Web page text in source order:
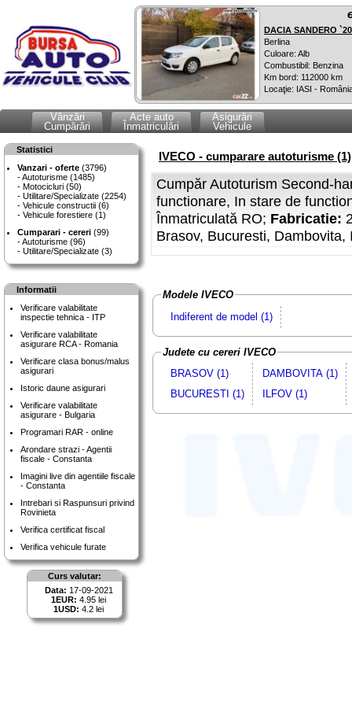
DACIA SANDERO
Berlina
Culoare: Alb
Combustibil: Benzina
Km bord: 112000 km
Locaţie: IASI -
Vânzări
Cumpărări
Acte auto
Înmatriculări
Asigurări
Vehicule
Statistici
Vanzari - oferte (3796)
Autoturisme (1485)
Motocicluri (50)
Utilitare/Specializate (2254)
Vehicule constructii (6)
Vehicule forestiere (1)
Cumparari - cereri (99)
Autoturisme (96)
Utilitare/Specializate (3)
Informatii
Verificare valabilitate
inspectie tehnica - ITP
Verificare valabilitate
asigurare RCA - Romania
Verificare clasa bonus/malus
asigurari
Istoric daune asigurari
Verificare valabilitate
asigurare - Bulgaria
Programari RAR - online
Arondare strazi - Agentii
fiscale - Constanta
Imagini live din agentiile fiscale
- Constanta
Intrebari si Raspunsuri privind
Rovinieta
Verifica certificat fiscal
Verifica vehicule furate
Curs valutar:
Data: 17-09-2021
1EUR: 4.95 lei
1USD: 4.2 lei
IVECO - cumparare autoturisme (1)
Cumpăr Autoturism Second-
functionare, In stare de
Înmatriculată RO; Fabricatie:
Brasov, Bucuresti, Dambovita,
Modele IVECO
Indiferent de model (1)
Judete cu cereri IVECO
BRASOV (1)
BUCURESTI (1)
DAMBOVITA (1)
ILFOV (1)